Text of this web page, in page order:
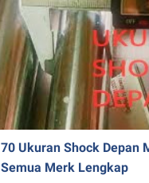
70 Ukuran Shock Depan
Semua Merk Lengkap